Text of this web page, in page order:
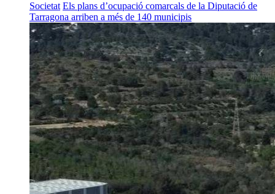
Societat Els plans d’ocupació comarcals de la Diputació de
Tarragona arriben a més de 140 municipis